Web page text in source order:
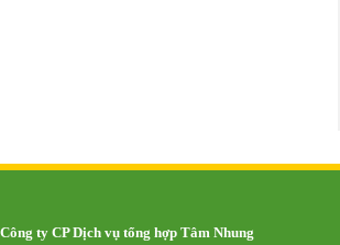
Công ty CP Dịch vụ tổng hợp Tâm Nhung